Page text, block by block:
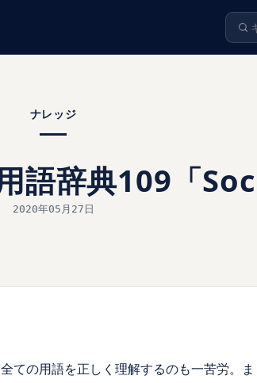
ナレッジ
語辞典109「
2020年05月27日
ての用語を正しく理解するのも一苦労。